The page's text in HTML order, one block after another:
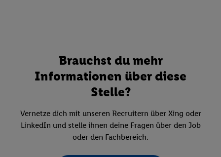
Brauchst du mehr
Informationen über diese
Stelle?
Vernetze dich mit unseren Recruitern über Xing oder
LinkedIn und stelle ihnen deine Fragen über den Job
oder den Fachbereich.